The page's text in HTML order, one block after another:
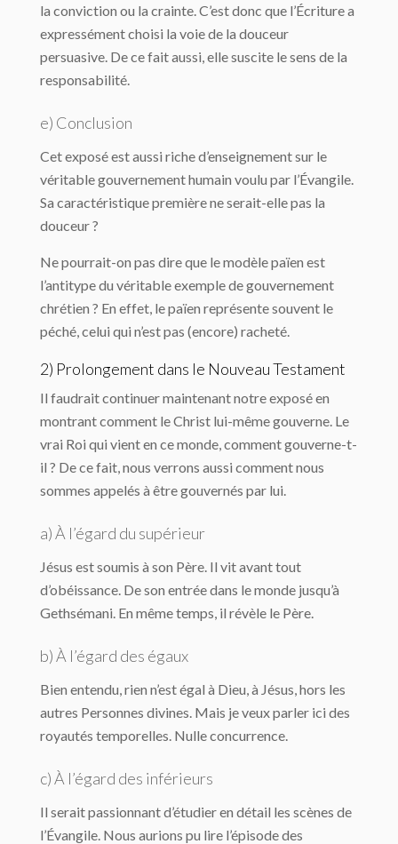
la conviction ou la crainte. C’est donc que l’Écriture a
expressément choisi la voie de la douceur
persuasive. De ce fait aussi, elle suscite le sens de la
responsabilité.
e) Conclusion
Cet exposé est aussi riche d’enseignement sur le
véritable gouvernement humain voulu par l’Évangile.
Sa caractéristique première ne serait-elle pas la
douceur ?
Ne pourrait-on pas dire que le modèle païen est
l’antitype du véritable exemple de gouvernement
chrétien ? En effet, le païen représente souvent le
péché, celui qui n’est pas (encore) racheté.
2) Prolongement dans le Nouveau Testament
Il faudrait continuer maintenant notre exposé en
montrant comment le Christ lui-même gouverne. Le
vrai Roi qui vient en ce monde, comment gouverne-t-
il ? De ce fait, nous verrons aussi comment nous
sommes appelés à être gouvernés par lui.
a) À l’égard du supérieur
Jésus est soumis à son Père. Il vit avant tout
d’obéissance. De son entrée dans le monde jusqu’à
Gethsémani. En même temps, il révèle le Père.
b) À l’égard des égaux
Bien entendu, rien n’est égal à Dieu, à Jésus, hors les
autres Personnes divines. Mais je veux parler ici des
royautés temporelles. Nulle concurrence.
c) À l’égard des inférieurs
Il serait passionnant d’étudier en détail les scènes de
l’Évangile. Nous aurions pu lire l’épisode des